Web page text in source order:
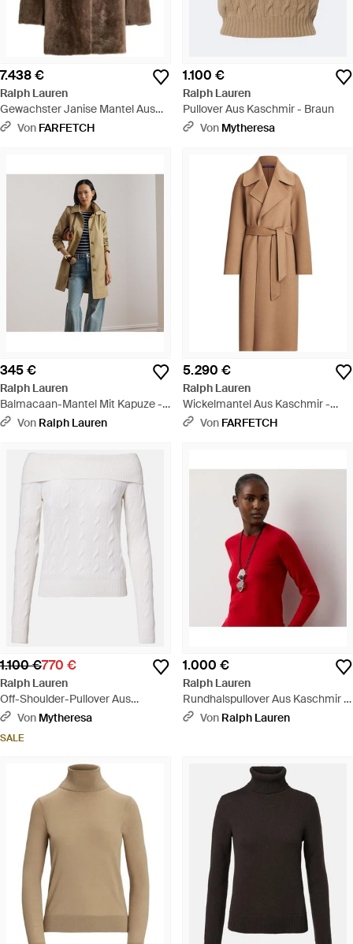
7.438 €
Ralph Lauren
Gewachster Janise Mantel Aus
Lammshearling - Braun
Von FARFETCH
1.100 €
Ralph Lauren
Pullover Aus Kaschmir - Braun
Von Mytheresa
345 €
Ralph Lauren
Balmacaan-Mantel Mit Kapuze -
Natur
Von Ralph Lauren
5.290 €
Ralph Lauren
Wickelmantel Aus Kaschmir -
Braun
Von FARFETCH
1.100 €770 €
Ralph Lauren
Off-Shoulder-Pullover Aus
Kaschmir - Weiß
Von Mytheresa
SALE
1.000 €
Ralph Lauren
Rundhalspullover Aus Kaschmir -
RotVon Ralph Lauren